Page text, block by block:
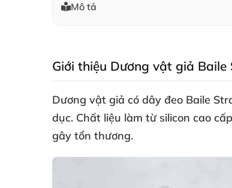
Mô tả
Giới thiệu Dương vật giả
Dương vật giả có dây đeo Baile
dục. Chất liệu làm từ silicon cao
gây tổn thương.